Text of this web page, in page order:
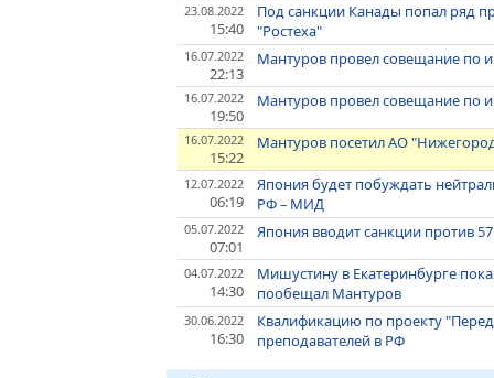
23.08.2022
15:40
Под санкции Канады попал ряд
"Ростеха"
16.07.2022
22:13
Мантуров провел совещание по
16.07.2022
19:50
Мантуров провел совещание по
16.07.2022
15:22
Мантуров посетил АО
12.07.2022
06:19
Япония будет побуждать
РФ – МИД
05.07.2022
07:01
Япония вводит санкции против
04.07.2022
14:30
Мишустину в Екатеринбурге
пообещал Мантуров
30.06.2022
16:30
Квалификацию по проекту
преподавателей в РФ